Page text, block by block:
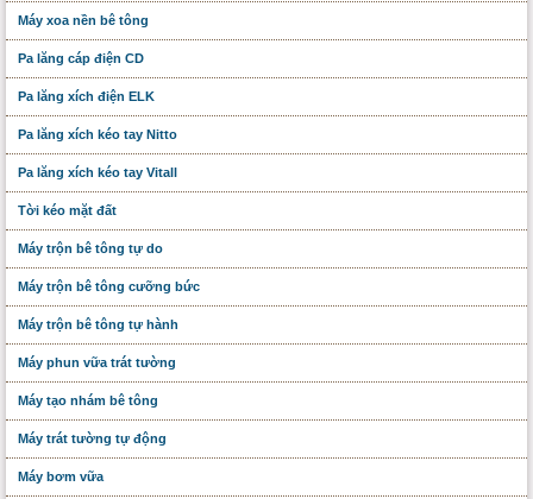
Máy xoa nền bê tông
Pa lăng cáp điện CD
Pa lăng xích điện ELK
Pa lăng xích kéo tay Nitto
Pa lăng xích kéo tay Vitall
Tời kéo mặt đất
Máy trộn bê tông tự do
Máy trộn bê tông cưỡng bức
Máy trộn bê tông tự hành
Máy phun vữa trát tường
Máy tạo nhám bê tông
Máy trát tường tự động
Máy bơm vữa